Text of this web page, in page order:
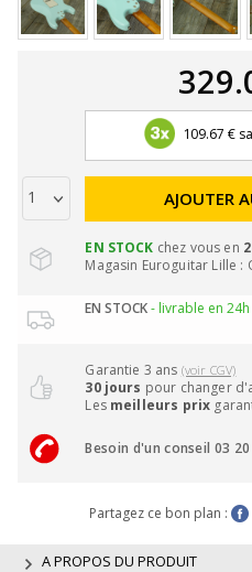
109.67 €
AJOUTER
EN STOCK chez vous en
Magasin Euroguitar Lille :
EN STOCK- livrable en 24h
Garantie 3 ans (voir CGV)
30 jours pour changer
Les meilleurs prix
Besoin d'un conseil 03
Partagez ce bon plan :
A PROPOS DU PRODUIT